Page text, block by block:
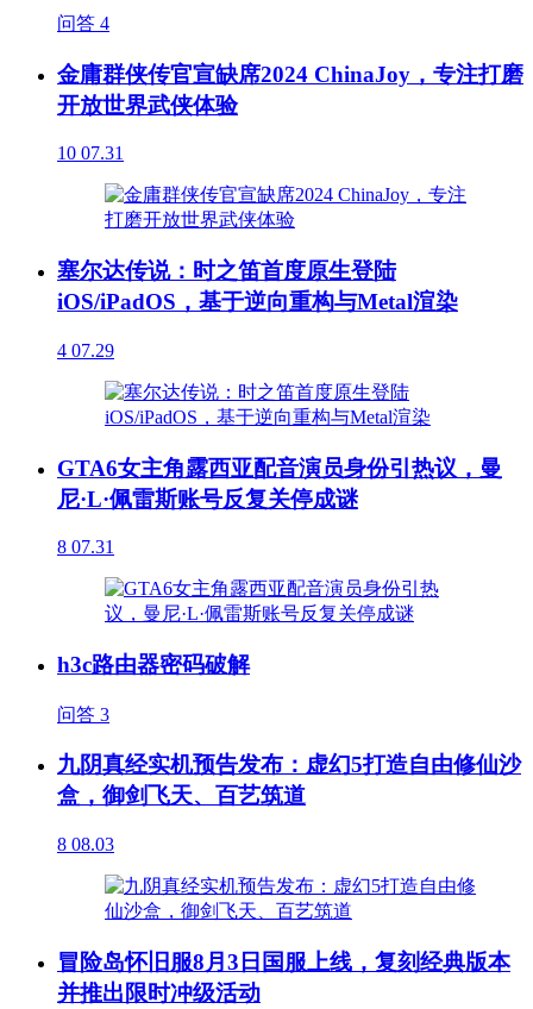
问答 4
金庸群侠传官宣缺席2024 ChinaJoy，专注打磨
开放世界武侠体验
10 07.31
塞尔达传说：时之笛首度原生登陆
iOS/iPadOS，基于逆向重构与Metal渲染
4 07.29
GTA6女主角露西亚配音演员身份引热议，曼
尼·L·佩雷斯账号反复关停成谜
8 07.31
h3c路由器密码破解
问答 3
九阴真经实机预告发布：虚幻5打造自由修仙沙
盒，御剑飞天、百艺筑道
8 08.03
冒险岛怀旧服8月3日国服上线，复刻经典版本
并推出限时冲级活动